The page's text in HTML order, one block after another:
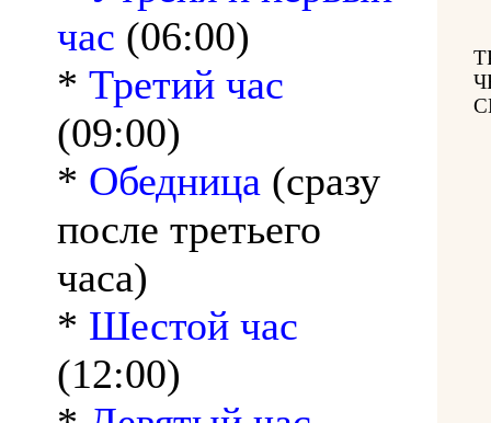
час (06:00)
* Третий час
(09:00)
* Обедница (сразу
после третьего
часа)
* Шестой час
(12:00)